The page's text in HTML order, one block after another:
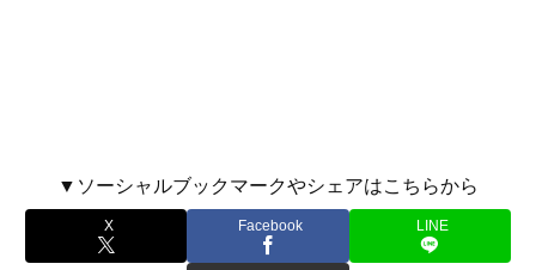
▼ソーシャルブックマークやシェアはこちらから
X Facebook LINE